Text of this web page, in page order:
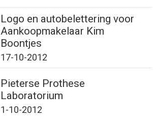
Logo en autobelettering voor
Aankoopmakelaar Kim
Boontjes
17-10-2012
Pieterse Prothese
Laboratorium
1-10-2012